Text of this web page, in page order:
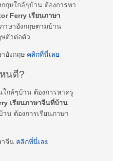
ฤษใกล้ๆบ้าน ต้องการหา
Ferry เรียนภาษา
าษาอังกฤษตามบ้าน
ษตัวต่อตัว
อังกฤษ คลิกที่นี่เลย
นดี?
ใกล้ๆบ้าน ต้องการหาครู
เรียนภาษาจีนที่บ้าน
น ต้องการเรียนภาษา
าจีน คลิกที่นี่เลย